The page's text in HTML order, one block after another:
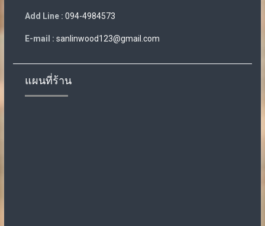
Add Line : 094-4984573
E-mail : sanlinwood123@gmail.com
แผนที่ร้าน